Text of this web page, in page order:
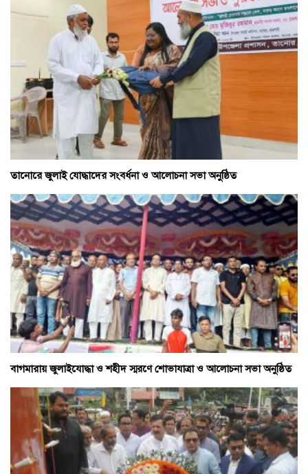
তানোরে জুলাই যোদ্ধাদের সংবর্ধনা ও আলোচনা সভা অনুষ্ঠিত
বাগমারায় জুলাইযোদ্ধা ও শহীদ স্মরণে শোভাযাত্রা ও আলোচনা সভা অনুষ্ঠিত